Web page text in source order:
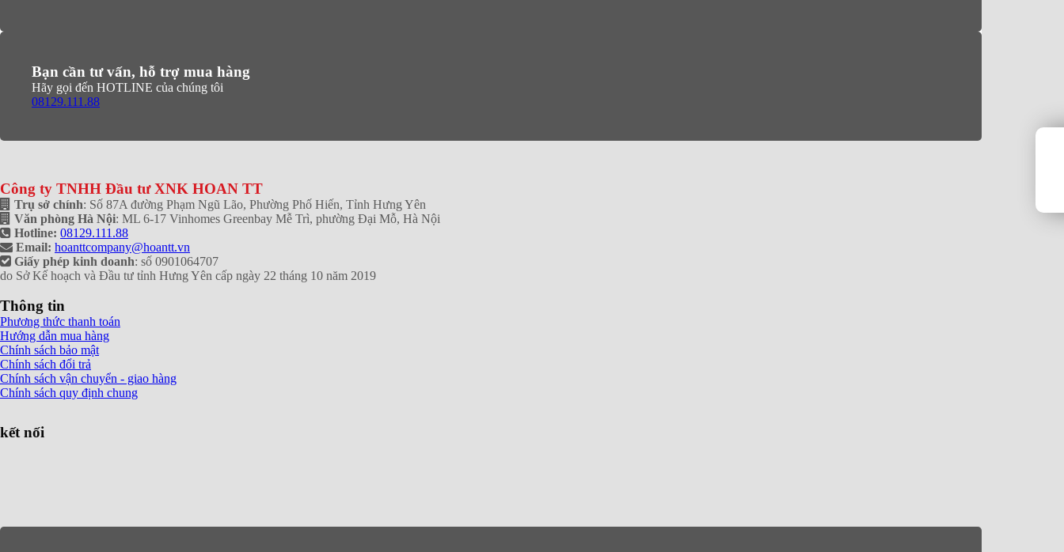
Bạn cần tư vấn, hỗ trợ mua hàng
Hãy gọi đến HOTLINE của chúng tôi
08129.111.88
Công ty TNHH Đầu tư XNK HOAN TT
Trụ sở chính: Số 87A đường Phạm Ngũ Lão, Phường Phố Hiến, Tỉnh Hưng Yên
Văn phòng Hà Nội: ML 6-17 Vinhomes Greenbay Mễ Trì, phường Đại Mỗ, Hà Nội
Hotline: 08129.111.88
Email: hoanttcompany@hoantt.vn
Giấy phép kinh doanh: số 0901064707
do Sở Kế hoạch và Đầu tư tỉnh Hưng Yên cấp ngày 22 tháng 10 năm 2019
Thông tin
Phương thức thanh toán
Hướng dẫn mua hàng
Chính sách bảo mật
Chính sách đổi trả
Chính sách vận chuyển - giao hàng
Chính sách quy định chung
kết nối